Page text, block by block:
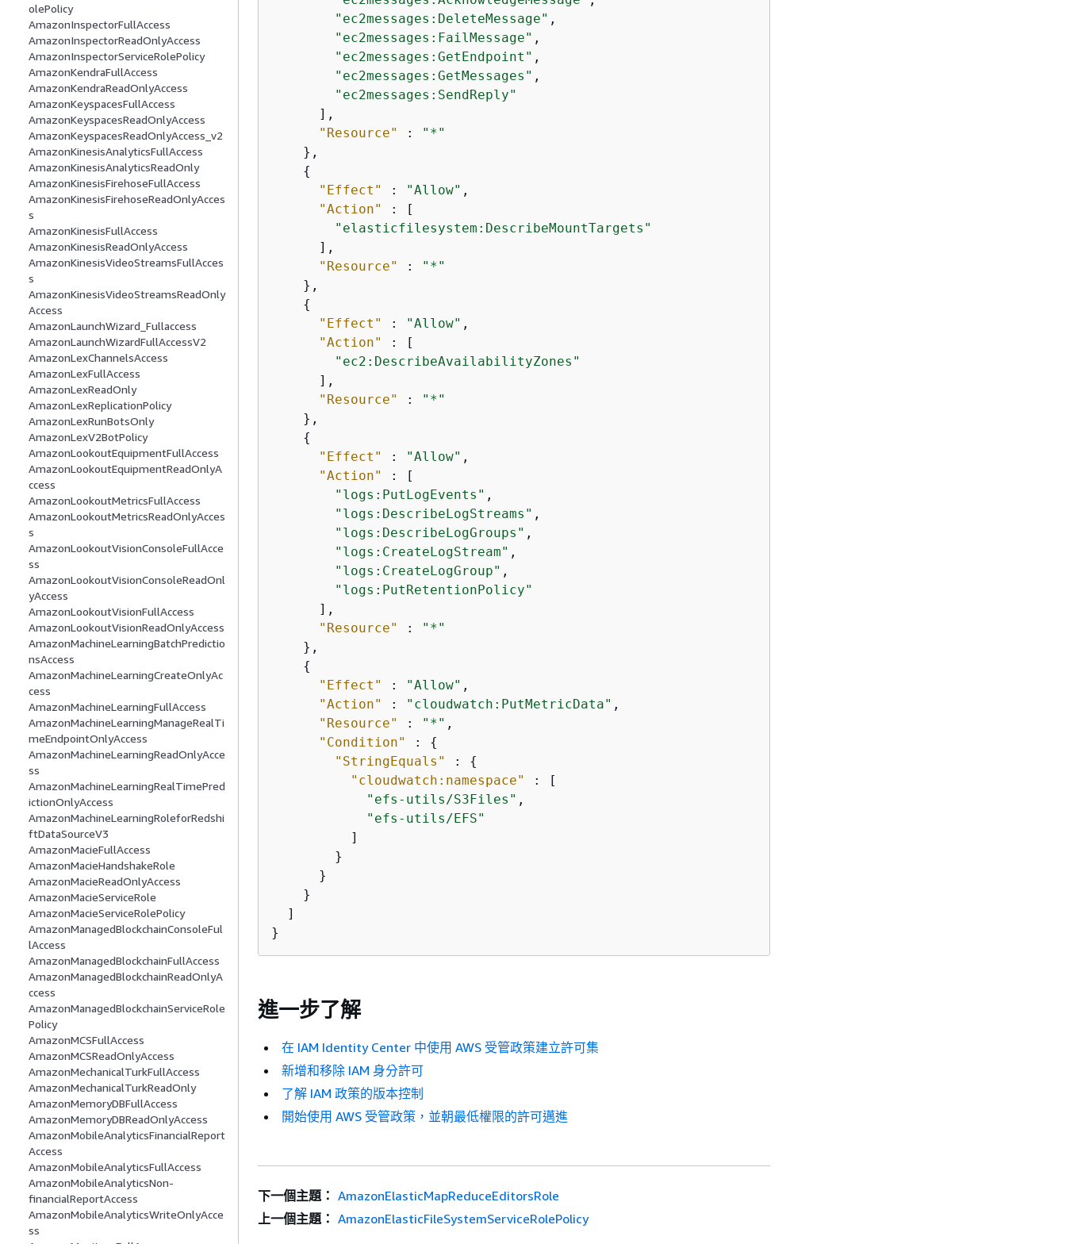
olePolicy
AmazonInspectorFullAccess
AmazonInspectorReadOnlyAccess
AmazonInspectorServiceRolePolicy
AmazonKendraFullAccess
AmazonKendraReadOnlyAccess
AmazonKeyspacesFullAccess
AmazonKeyspacesReadOnlyAccess
AmazonKeyspacesReadOnlyAccess_v2
AmazonKinesisAnalyticsFullAccess
AmazonKinesisAnalyticsReadOnly
AmazonKinesisFirehoseFullAccess
AmazonKinesisFirehoseReadOnlyAcces
s
AmazonKinesisFullAccess
AmazonKinesisReadOnlyAccess
AmazonKinesisVideoStreamsFullAcces
s
AmazonKinesisVideoStreamsReadOnly
Access
AmazonLaunchWizard_Fullaccess
AmazonLaunchWizardFullAccessV2
AmazonLexChannelsAccess
AmazonLexFullAccess
AmazonLexReadOnly
AmazonLexReplicationPolicy
AmazonLexRunBotsOnly
AmazonLexV2BotPolicy
AmazonLookoutEquipmentFullAccess
AmazonLookoutEquipmentReadOnlyA
ccess
AmazonLookoutMetricsFullAccess
AmazonLookoutMetricsReadOnlyAcces
s
AmazonLookoutVisionConsoleFullAcce
ss
AmazonLookoutVisionConsoleReadOnl
yAccess
AmazonLookoutVisionFullAccess
AmazonLookoutVisionReadOnlyAccess
AmazonMachineLearningBatchPredictio
nsAccess
AmazonMachineLearningCreateOnlyAc
cess
AmazonMachineLearningFullAccess
AmazonMachineLearningManageRealTi
meEndpointOnlyAccess
AmazonMachineLearningReadOnlyAcce
ss
AmazonMachineLearningRealTimePred
ictionOnlyAccess
AmazonMachineLearningRoleforRedshi
ftDataSourceV3
AmazonMacieFullAccess
AmazonMacieHandshakeRole
AmazonMacieReadOnlyAccess
AmazonMacieServiceRole
AmazonMacieServiceRolePolicy
AmazonManagedBlockchainConsoleFul
lAccess
AmazonManagedBlockchainFullAccess
AmazonManagedBlockchainReadOnlyA
ccess
AmazonManagedBlockchainServiceRole
Policy
AmazonMCSFullAccess
AmazonMCSReadOnlyAccess
AmazonMechanicalTurkFullAccess
AmazonMechanicalTurkReadOnly
AmazonMemoryDBFullAccess
AmazonMemoryDBReadOnlyAccess
AmazonMobileAnalyticsFinancialReport
Access
AmazonMobileAnalyticsFullAccess
AmazonMobileAnalyticsNon-
financialReportAccess
AmazonMobileAnalyticsWriteOnlyAcce
ss
"ec2messages:DeleteMessage" ,
"ec2messages:FailMessage" ,
"ec2messages:GetEndpoint" ,
"ec2messages:GetMessages" ,
"ec2messages:SendReply"
      ],
"Resource"
:
"*"
    },
{
"Effect"
: "Allow" ,
"Action"
: [
"elasticfilesystem:DescribeMountTargets"
      ],
"Resource"
:
"*"
    },
{
"Effect"
: "Allow" ,
"Action"
: [
"ec2:DescribeAvailabilityZones"
      ],
"Resource"
:
"*"
    },
{
"Effect"
: "Allow" ,
"Action"
: [
"logs:PutLogEvents" ,
"logs:DescribeLogStreams" ,
"logs:DescribeLogGroups" ,
"logs:CreateLogStream" ,
"logs:CreateLogGroup" ,
"logs:PutRetentionPolicy"
      ],
"Resource"
:
"*"
    },
{
"Effect"
: "Allow" ,
"Action"
: "cloudwatch:PutMetricData" ,
"Resource"
: "*" ,
"Condition"
: {
"StringEquals"
: {
"cloudwatch:namespace"
: [
"efs-utils/S3Files" ,
"efs-utils/EFS"
          ]
        }
      }
    }
  ]
}
進一步了解
在 IAM Identity Center 中使用 AWS 受管政策建立許可集
新增和移除 IAM 身分許可
了解 IAM 政策的版本控制
開始使用 AWS 受管政策，並朝最低權限的許可邁進
下一個主題： AmazonElasticMapReduceEditorsRole
上一個主題： AmazonElasticFileSystemServiceRolePolicy